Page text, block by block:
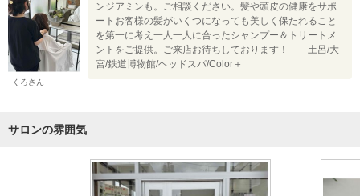
くろさん
ンジアミンも。ご相談ください。髪や頭皮の健康をサポ
ートお客様の髪がいくつになっても美しく保たれること
を第一に考え一人一人に合ったシャンプー＆トリートメ
ントをご提供。ご来店お待ちしております！ 土呂/大
宮/鉄道博物館/ヘッドスパ/Color＋
サロンの雰囲気